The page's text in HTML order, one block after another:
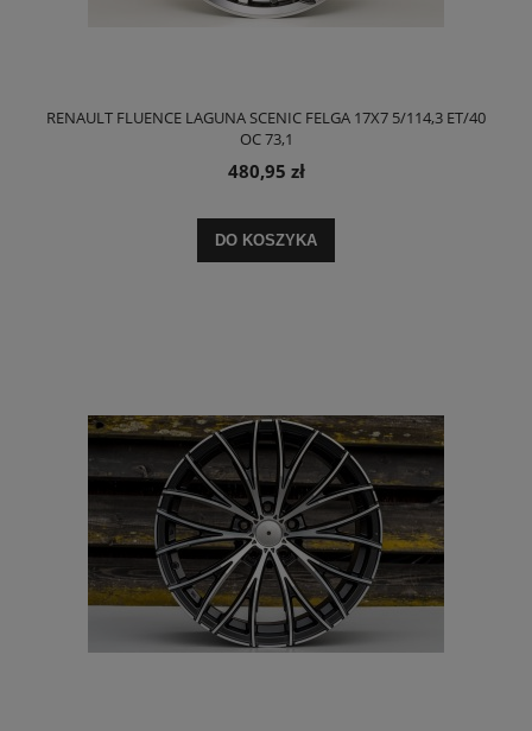
RENAULT FLUENCE LAGUNA SCENIC FELGA 17X7 5/114,3 ET/40
OC 73,1
480,95 zł
DO KOSZYKA